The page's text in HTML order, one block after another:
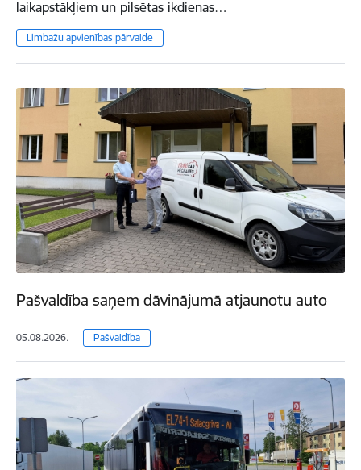
laikapstākļiem un pilsētas ikdienas…
Limbažu apvienības pārvalde
Pašvaldība saņem dāvinājumā atjaunotu auto
05.08.2026. Pašvaldība